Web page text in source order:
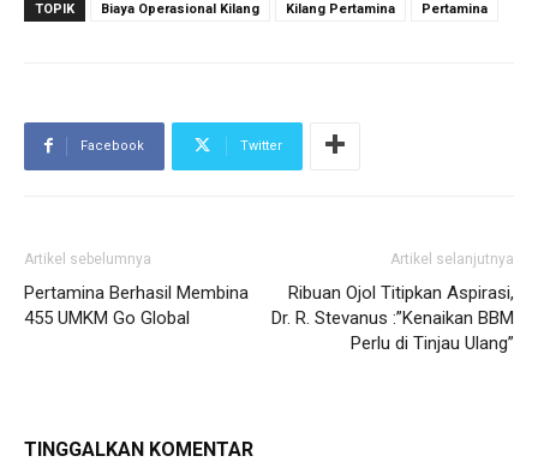
TOPIK Biaya Operasional Kilang Kilang Pertamina Pertamina
Facebook Twitter
Artikel sebelumnya
Pertamina Berhasil Membina
455 UMKM Go Global
Artikel selanjutnya
Ribuan Ojol Titipkan Aspirasi,
Dr. R. Stevanus :”Kenaikan BBM
Perlu di Tinjau Ulang”
TINGGALKAN KOMENTAR